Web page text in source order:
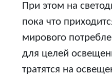
При этом на
пока что
мирового
для целей
тратятся на